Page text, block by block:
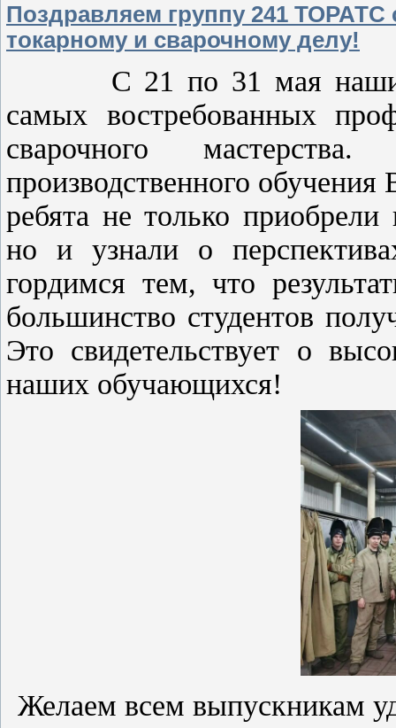
Поздравляем группу 241
токарному и сварочному делу!
С 21 по 31 мая наши
самых востребованных
сварочного
производственного
ребята не только
но и узнали о
гордимся тем, что
большинство студентов
Это свидетельствует о
наших обучающихся!
Желаем всем выпускникам